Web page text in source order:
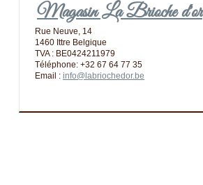
Magasin La Brioche d'or
Rue Neuve, 14
1460 Ittre Belgique
TVA : BE0424211979
Téléphone: +32 67 64 77 35
Email : info@labriochedor.be